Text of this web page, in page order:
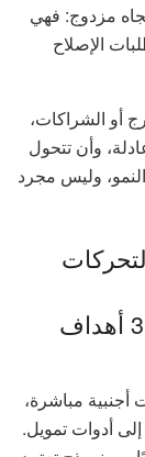
مزدوج: فهي
الإصلاح
أو الشراكات،
وأن تتحول
النمو، وليس مجرد
يمكن قراءة هذه الإجراءات ضمن 3 أهداف
أجنبية مباشرة،
أدوات تمويل.